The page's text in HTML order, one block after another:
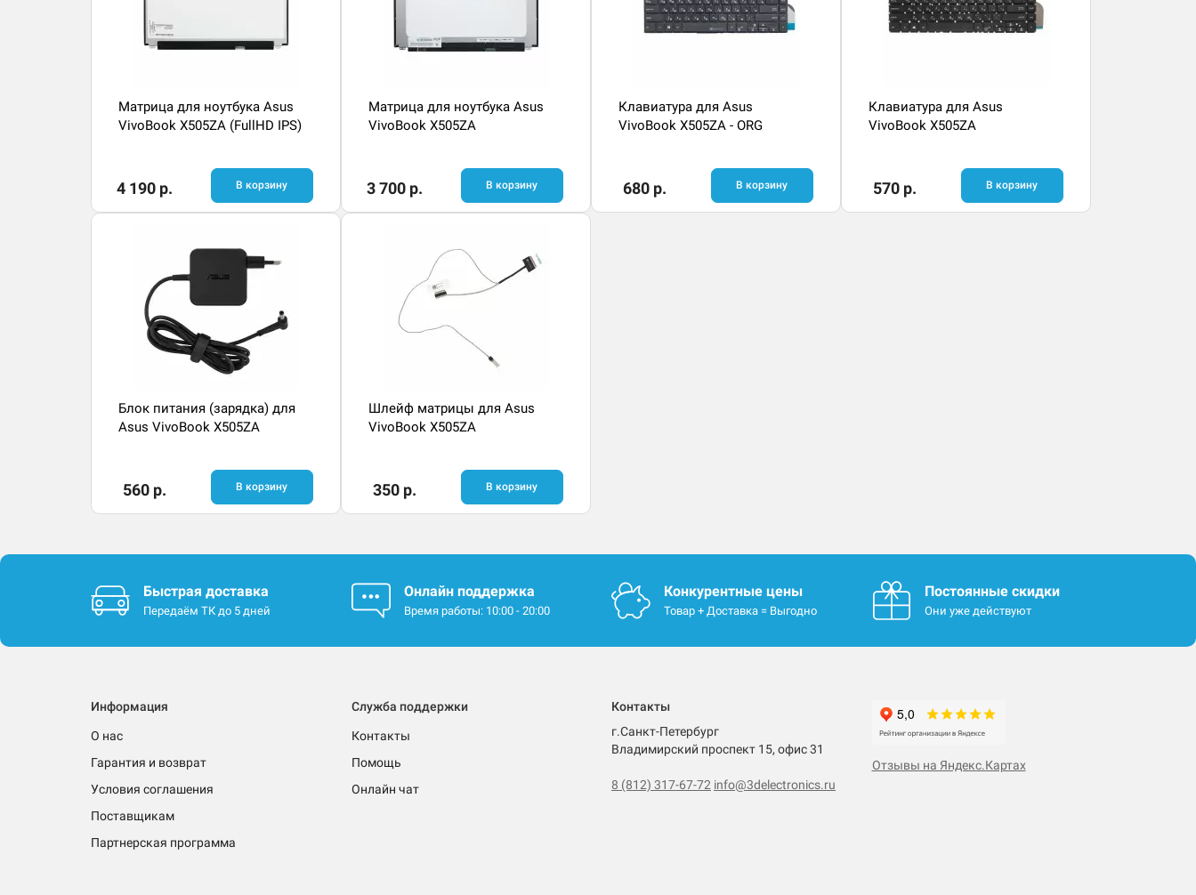
Матрица для ноутбука Asus
VivoBook X505ZA (FullHD IPS)
4 190 р. В корзину
Матрица для ноутбука Asus
VivoBook X505ZA
3 700 р. В корзину
Клавиатура для Asus
VivoBook X505ZA - ORG
680 р. В корзину
Клавиатура для Asus
VivoBook X505ZA
570 р. В корзину
Блок питания (зарядка) для
Asus VivoBook X505ZA
560 р. В корзину
Шлейф матрицы для Asus
VivoBook X505ZA
350 р. В корзину
Быстрая доставка
Передаём ТК до 5 дней
Онлайн поддержка
Время работы: 10:00 - 20:00
Конкурентные цены
Товар + Доставка = Выгодно
Постоянные скидки
Они уже действуют
Информация
О нас
Гарантия и возврат
Условия соглашения
Поставщикам
Партнерская программа
Служба поддержки
Контакты
Помощь
Онлайн чат
Контакты
г.Санкт-Петербург
Владимирский проспект 15, офис 31
8 (812) 317-67-72 info@3delectronics.ru
Отзывы на Яндекс.Картах